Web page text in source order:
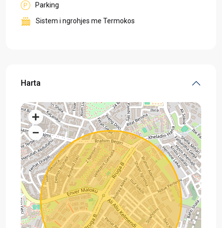
Parking
Sistem i ngrohjes me Termokos
Harta